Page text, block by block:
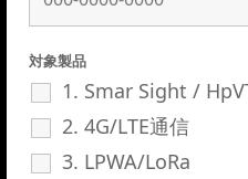
対象製品
1. Smar Sight /
2. 4G/LTE通信
3. LPWA/LoRa